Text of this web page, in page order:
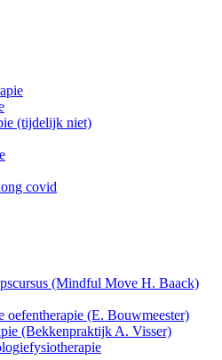
(tijdelijk niet)
covid
(Mindful Move H. Baack)
oefentherapie (E. Bouwmeester)
(Bekkenpraktijk A. Visser)